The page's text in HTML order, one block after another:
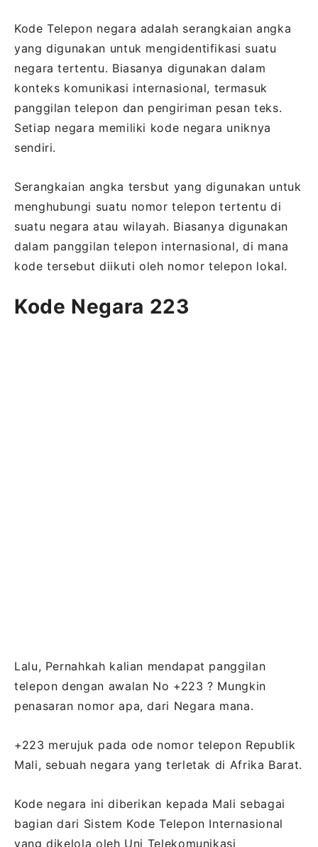
Kode Telepon negara adalah serangkaian angka
yang digunakan untuk mengidentifikasi suatu
negara tertentu. Biasanya digunakan dalam
konteks komunikasi internasional, termasuk
panggilan telepon dan pengiriman pesan teks.
Setiap negara memiliki kode negara uniknya
sendiri.
Serangkaian angka tersbut yang digunakan untuk
menghubungi suatu nomor telepon tertentu di
suatu negara atau wilayah. Biasanya digunakan
dalam panggilan telepon internasional, di mana
kode tersebut diikuti oleh nomor telepon lokal.
Kode Negara 223
Lalu, Pernahkah kalian mendapat panggilan
telepon dengan awalan No +223 ? Mungkin
penasaran nomor apa, dari Negara mana.
+223 merujuk pada ode nomor telepon Republik
Mali, sebuah negara yang terletak di Afrika Barat.
Kode negara ini diberikan kepada Mali sebagai
bagian dari Sistem Kode Telepon Internasional
yang dikelola oleh Uni Telekomunikasi